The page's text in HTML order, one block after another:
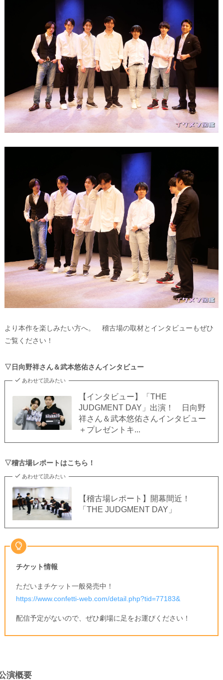
より本作を楽しみたい方へ。 稽古場の取材とインタビューもぜひ
ご覧ください！
▽日向野祥さん＆武本悠佑さんインタビュー
あわせて読みたい
【インタビュー】「THE
JUDGMENT DAY」出演！ 日向野
祥さん＆武本悠佑さんインタビュー
＋プレゼントキ...
▽稽古場レポートはこちら！
あわせて読みたい
【稽古場レポート】開幕間近！
「THE JUDGMENT DAY」
チケット情報
ただいまチケット一般発売中！
https://www.confetti-web.com/detail.php?tid=77183&
配信予定がないので、ぜひ劇場に足をお運びください！
演概要